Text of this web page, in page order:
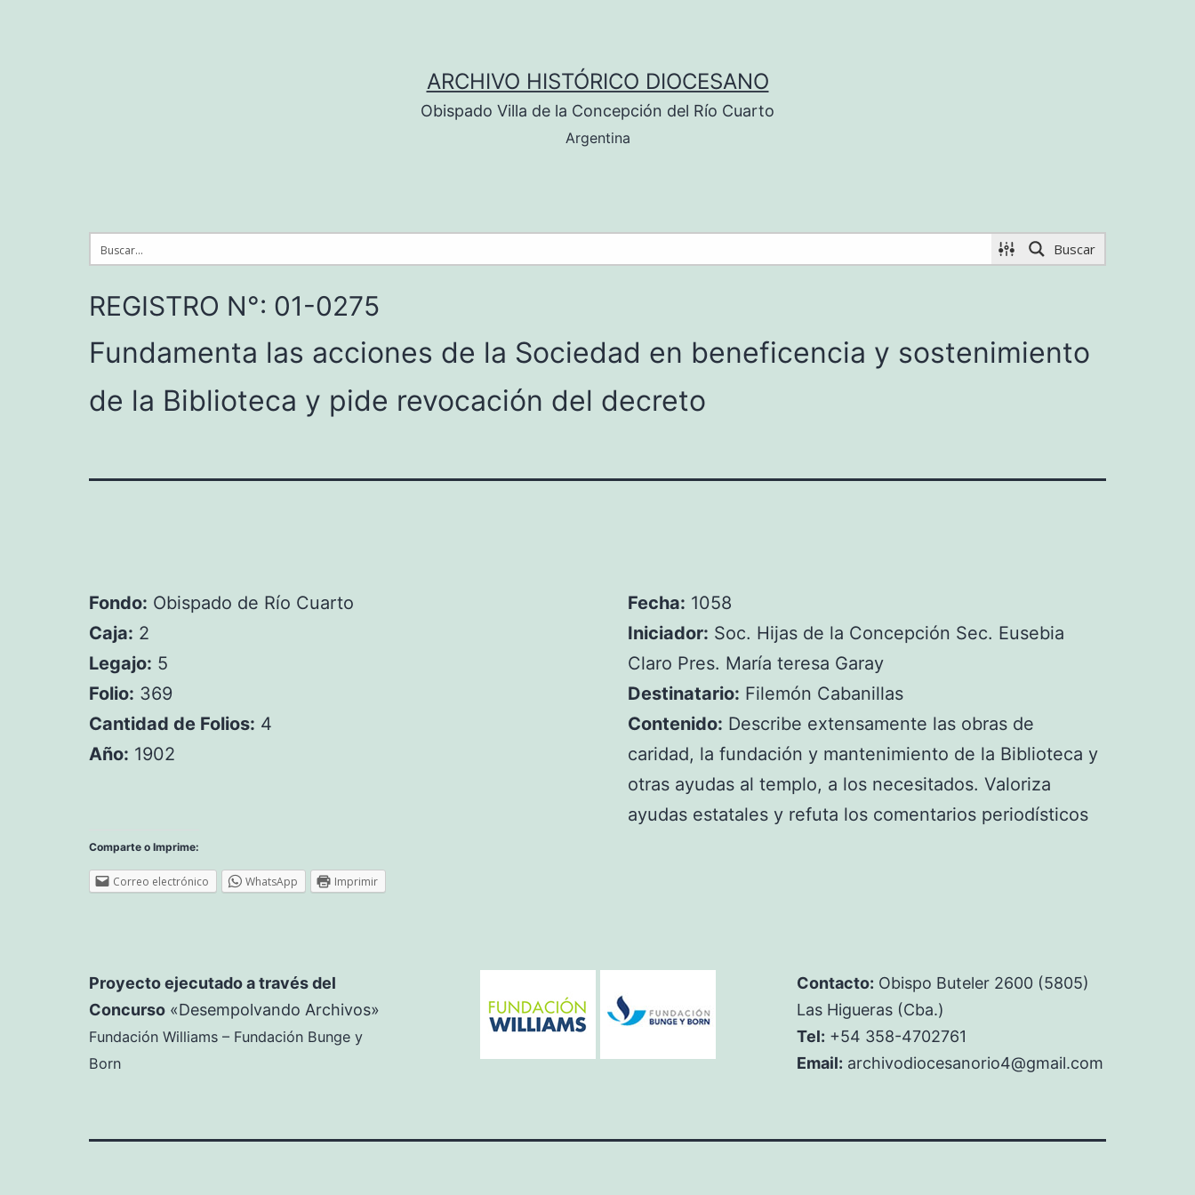
ARCHIVO HISTÓRICO DIOCESANO
Obispado Villa de la Concepción del Río Cuarto
Argentina
Buscar
REGISTRO N°: 01-0275
Fundamenta las acciones de la Sociedad en beneficencia y sostenimiento
de la Biblioteca y pide revocación del decreto
Fondo: Obispado de Río Cuarto
Caja: 2
Legajo: 5
Folio: 369
Cantidad de Folios: 4
Año: 1902
Fecha: 1058
Iniciador: Soc. Hijas de la Concepción Sec. Eusebia
Claro Pres. María teresa Garay
Destinatario: Filemón Cabanillas
Contenido: Describe extensamente las obras de
caridad, la fundación y mantenimiento de la Biblioteca y
otras ayudas al templo, a los necesitados. Valoriza
ayudas estatales y refuta los comentarios periodísticos
Comparte o Imprime:
Correo electrónico WhatsApp Imprimir
Proyecto ejecutado a través del
Concurso «Desempolvando Archivos»
Fundación Williams – Fundación Bunge y
Born
Contacto: Obispo Buteler 2600 (5805)
Las Higueras (Cba.)
Tel: +54 358-4702761
Email: archivodiocesanorio4@gmail.com